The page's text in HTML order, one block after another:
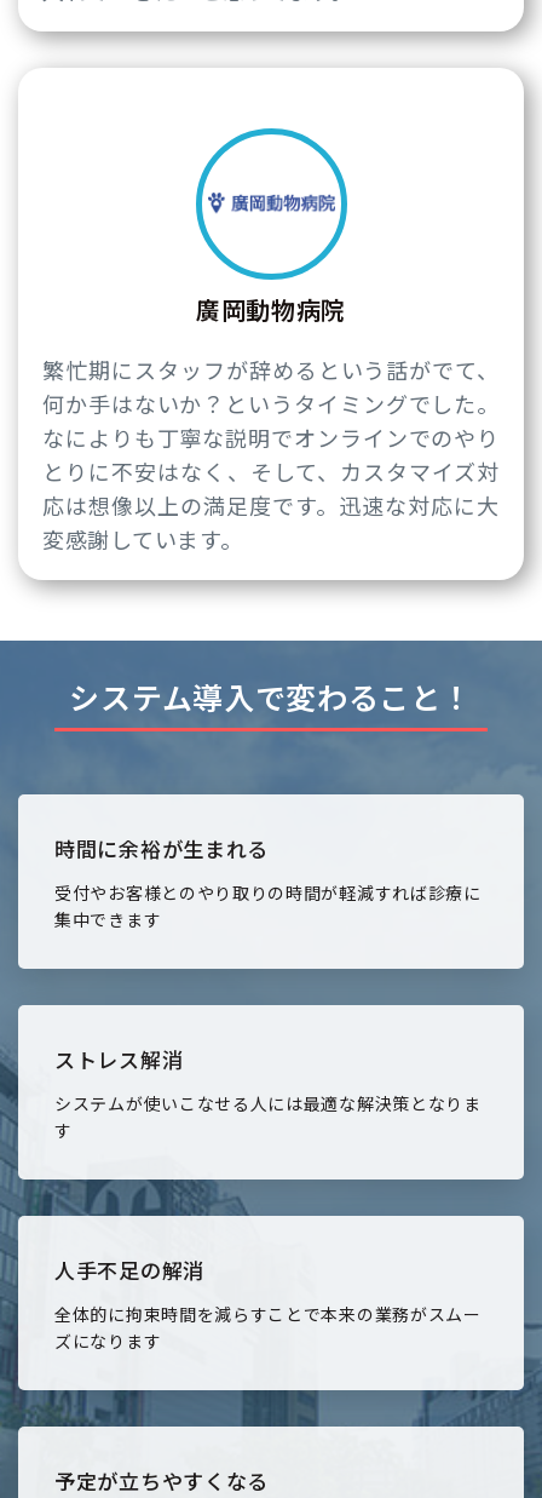
廣岡動物病院
繁忙期にスタッフが辞めるという話がでて、
何か手はないか？というタイミングでした。
なによりも丁寧な説明でオンラインでのやり
とりに不安はなく、そして、カスタマイズ対
応は想像以上の満足度です。迅速な対応に大
変感謝しています。
システム導入で変わること！
時間に余裕が生まれる
受付やお客様とのやり取りの時間が軽減すれば診療に
集中できます
ストレス解消
システムが使いこなせる人には最適な解決策となりま
す
人手不足の解消
全体的に拘束時間を減らすことで本来の業務がスムー
ズになります
予定が立ちやすくなる